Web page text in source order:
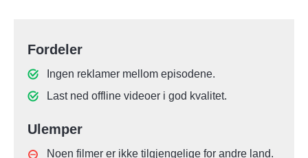
Fordeler
Ingen reklamer mellom episodene.
Last ned offline videoer i god kvalitet.
Ulemper
Noen filmer er ikke tilgjengelige for andre land.